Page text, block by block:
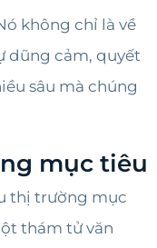
không chỉ là về
dũng cảm, quyết
sâu mà chúng
mục tiêu
thị trường mục
thám tử văn